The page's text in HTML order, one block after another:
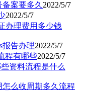
案要多久2022/5/7
2022/5/7
办理费用多少钱
报告办理2022/5/7
程有哪些2022/5/7
资料流程是什么
么收周期多久流程